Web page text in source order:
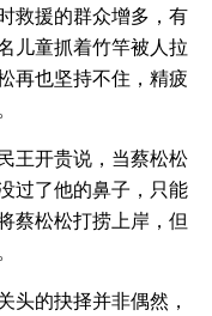
救援的群众增多，有
儿童抓着竹竿被人拉
再也坚持不住，精疲
开贵说，当蔡松松
过了他的鼻子，只能
蔡松松打捞上岸，但
的抉择并非偶然，